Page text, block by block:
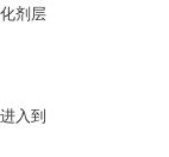
剂层
入到